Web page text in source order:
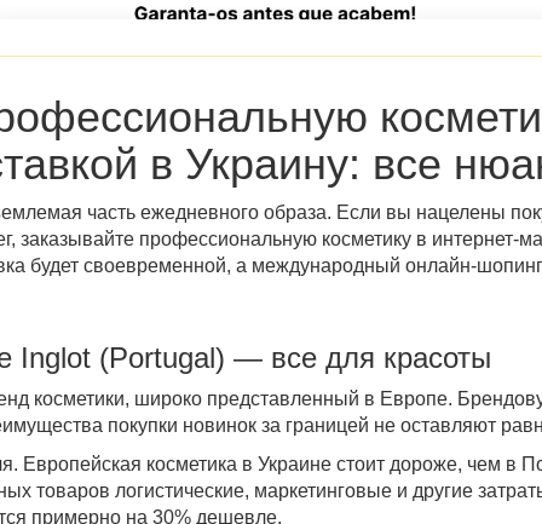
в Украину: все
часть ежедневного образа. Если вы нацелены
заказывайте профессиональную косметику в интернет-
будет своевременной, а международный онлайн-
Inglot (Portugal) — все для красоты
косметики, широко представленный в Европе.
покупки новинок за границей не оставляют
Европейская косметика в Украине стоит дороже, чем в
товаров логистические, маркетинговые и другие
примерно на 30% дешевле.